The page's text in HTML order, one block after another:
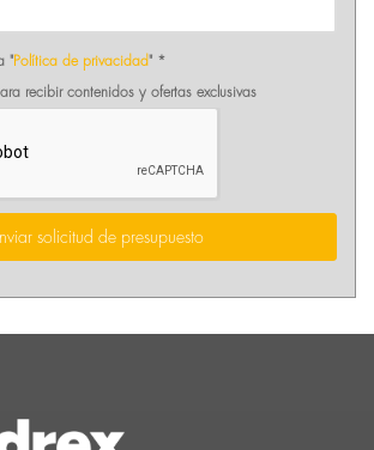
"Política de privacidad" *
recibir contenidos y ofertas exclusivas
solicitud de presupuesto